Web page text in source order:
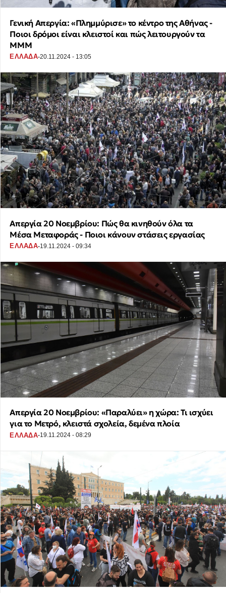
Γενική Απεργία: «Πλημμύρισε» το κέντρο της Αθήνας -
Ποιοι δρόμοι είναι κλειστοί και πώς λειτουργούν τα
ΜΜΜ
ΕΛΛΑΔΑ·20.11.2024 - 13:05
Απεργία 20 Νοεμβρίου: Πώς θα κινηθούν όλα τα
Μέσα Μεταφοράς - Ποιοι κάνουν στάσεις εργασίας
ΕΛΛΑΔΑ·19.11.2024 - 09:34
Απεργία 20 Νοεμβρίου: «Παραλύει» η χώρα: Τι ισχύει
για το Μετρό, κλειστά σχολεία, δεμένα πλοία
ΕΛΛΑΔΑ·19.11.2024 - 08:29